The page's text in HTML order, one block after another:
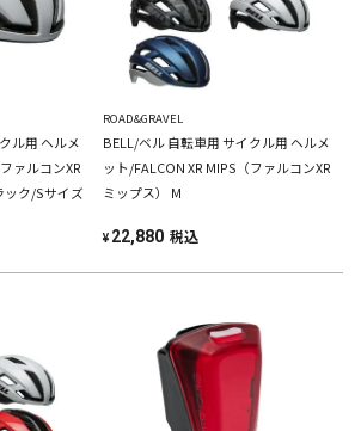
ル用 ヘルメ
ァルコンXR
ック/Sサイズ
ROAD&GRAVEL
BELL/ベル 自転車用 サイクル用 ヘルメ
ット/FALCON XR MIPS（ファルコンXR
ミップス） M
¥ 22,880 税込